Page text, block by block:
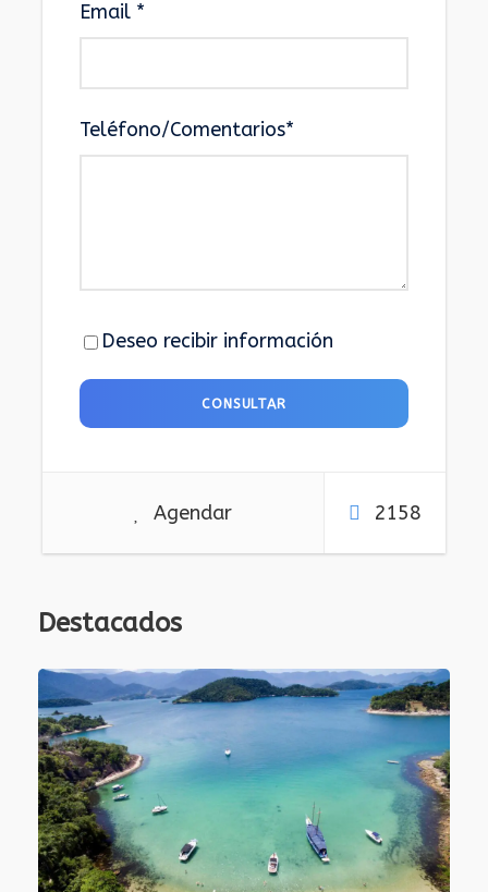
Email *
Teléfono/Comentarios*
Deseo recibir información
Agendar 2158
Destacados